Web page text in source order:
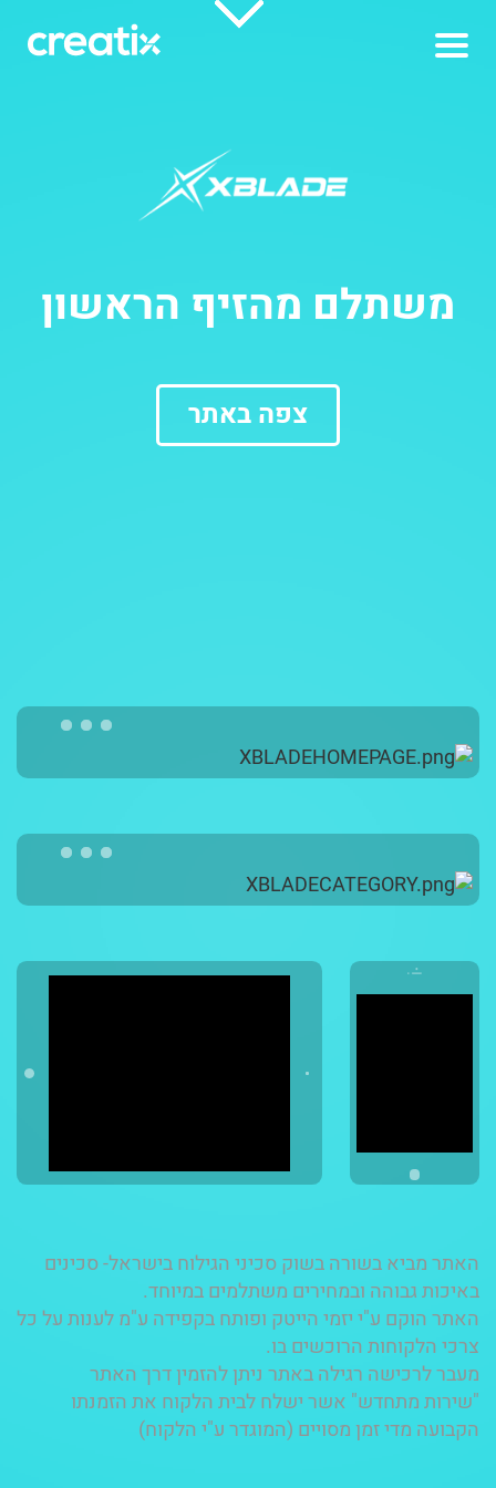
תיק עבודות
אפליקציות
אודותינו
משתלם מהזיף הראשון
צפה באתר
האתר מביא בשורה בשוק סכיני הגילוח בישראל- סכינים
באיכות גבוהה ובמחירים משתלמים במיוחד.
האתר הוקם ע"י יזמי הייטק ופותח בקפידה ע"מ לענות על כל
צרכי הלקוחות הרוכשים בו.
מעבר לרכישה רגילה באתר ניתן להזמין דרך האתר
"שירות מתחדש" אשר ישלח לבית הלקוח את הזמנתו
הקבועה מדי זמן מסויים (המוגדר ע"י הלקוח)